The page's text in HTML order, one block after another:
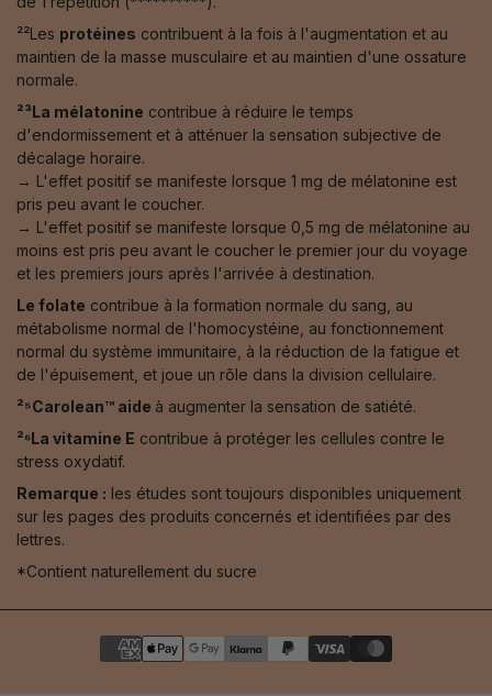
²²Les protéines contribuent à la fois à l'augmentation et au
maintien de la masse musculaire et au maintien d'une ossature
normale.
²³La mélatonine contribue à réduire le temps
d'endormissement et à atténuer la sensation subjective de
décalage horaire.
→ L'effet positif se manifeste lorsque 1 mg de mélatonine est
pris peu avant le coucher.
→ L'effet positif se manifeste lorsque 0,5 mg de mélatonine au
moins est pris peu avant le coucher le premier jour du voyage
et les premiers jours après l'arrivée à destination.
Le folate contribue à la formation normale du sang, au
métabolisme normal de l'homocystéine, au fonctionnement
normal du système immunitaire, à la réduction de la fatigue et
de l'épuisement, et joue un rôle dans la division cellulaire.
²⁵Carolean™️ aide à augmenter la sensation de satiété.
²⁶La vitamine E contribue à protéger les cellules contre le
stress oxydatif.
Remarque : les études sont toujours disponibles uniquement
sur les pages des produits concernés et identifiées par des
lettres.
*Contient naturellement du sucre